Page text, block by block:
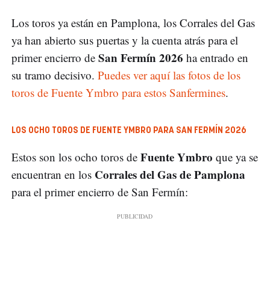
Los toros ya están en Pamplona, los Corrales del Gas
ya han abierto sus puertas y la cuenta atrás para el
primer encierro de San Fermín 2026 ha entrado en
su tramo decisivo. Puedes ver aquí las fotos de los
toros de Fuente Ymbro para estos Sanfermines.
LOS OCHO TOROS DE FUENTE YMBRO PARA SAN FERMÍN 2026
Estos son los ocho toros de Fuente Ymbro que ya se
encuentran en los Corrales del Gas de Pamplona
para el primer encierro de San Fermín: